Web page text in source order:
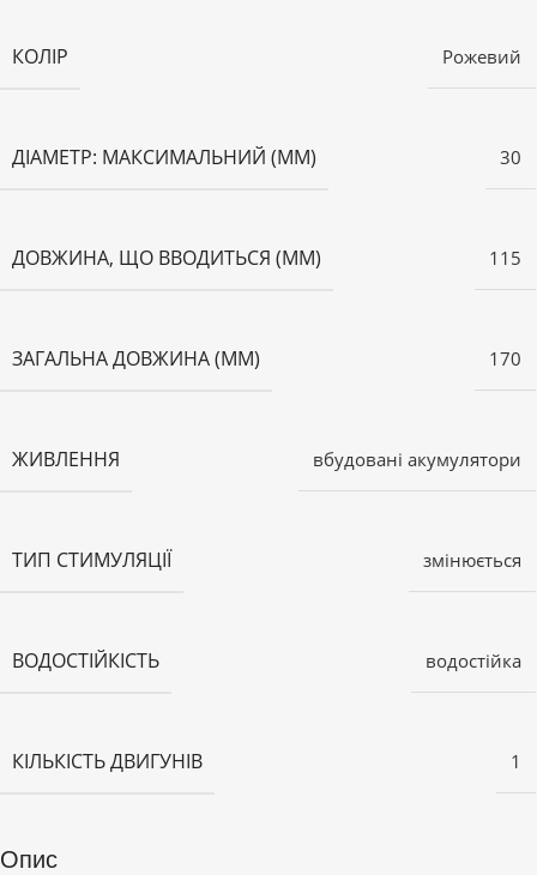
КОЛІР Рожевий
ДІАМЕТР: МАКСИМАЛЬНИЙ (ММ) 30
ДОВЖИНА, ЩО ВВОДИТЬСЯ (ММ) 115
ЗАГАЛЬНА ДОВЖИНА (ММ) 170
ЖИВЛЕННЯ вбудовані акумулятори
ТИП СТИМУЛЯЦІЇ змінюється
ВОДОСТІЙКІСТЬ водостійка
КІЛЬКІСТЬ ДВИГУНІВ 1
Опис